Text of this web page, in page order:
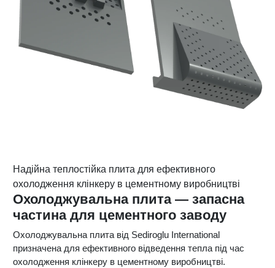
Надійна теплостійка плита для ефективного
охолодження клінкеру в цементному виробництві
Охолоджувальна плита — запасна
частина для цементного заводу
Охолоджувальна плита від Sediroglu International
призначена для ефективного відведення тепла під час
охолодження клінкеру в цементному виробництві.